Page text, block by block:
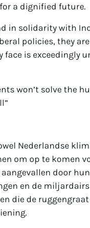
a dignified future.
in solidarity with
policies, they
is exceedingly
won’t solve the
Nederlandse
om op te komen
door hun
en de
die de